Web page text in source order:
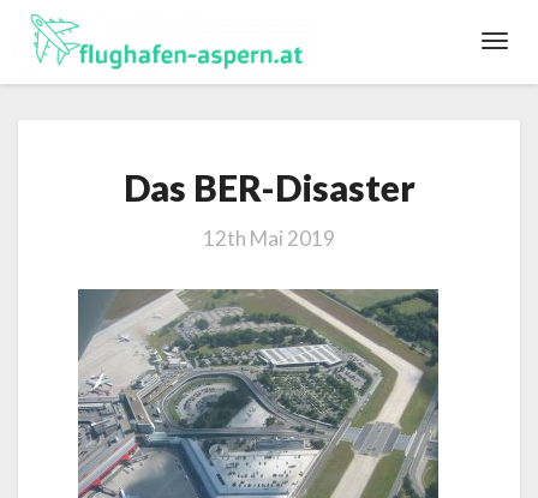
BER-
Disaster
Das BER-Disaster
12th Mai 2019